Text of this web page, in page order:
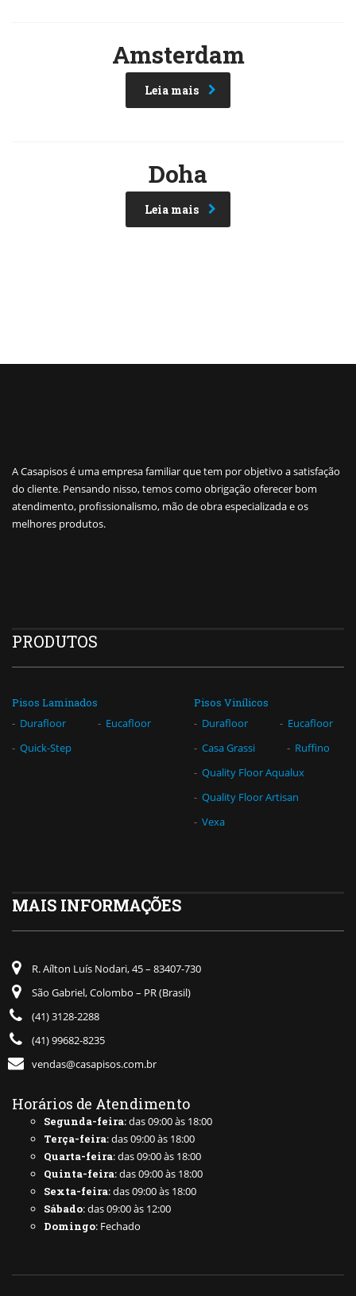
Amsterdam
Leia mais
Doha
Leia mais
A Casapisos é uma empresa familiar que tem por objetivo a satisfação
do cliente. Pensando nisso, temos como obrigação oferecer bom
atendimento, profissionalismo, mão de obra especializada e os
melhores produtos.
PRODUTOS
Pisos Laminados
Durafloor
Eucafloor
Quick-Step
Pisos Vinílicos
Durafloor
Eucafloor
Casa Grassi
Ruffino
Quality Floor Aqualux
Quality Floor Artisan
Vexa
MAIS INFORMAÇÕES
R. Aílton Luís Nodari, 45 – 83407-730
São Gabriel, Colombo – PR (Brasil)
(41) 3128-2288
(41) 99682-8235
vendas@casapisos.com.br
Horários de Atendimento
Segunda-feira: das 09:00 às 18:00
Terça-feira: das 09:00 às 18:00
Quarta-feira: das 09:00 às 18:00
Quinta-feira: das 09:00 às 18:00
Sexta-feira: das 09:00 às 18:00
Sábado: das 09:00 às 12:00
Domingo: Fechado